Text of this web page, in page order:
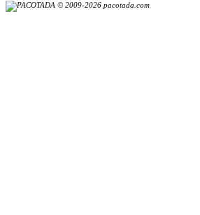
© 2009-2026 pacotada.com